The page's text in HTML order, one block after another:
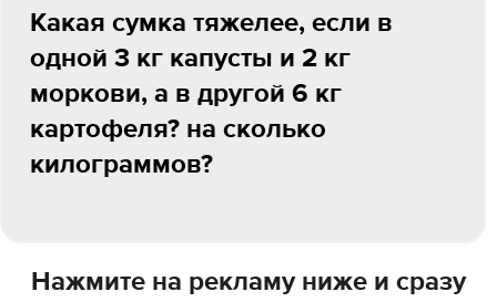
Какая сумка тяжелее, если в
одной 3 кг капусты и 2 кг
моркови, а в другой 6 кг
картофеля? на сколько
килограммов?
Нажмите на рекламу ниже и сразу